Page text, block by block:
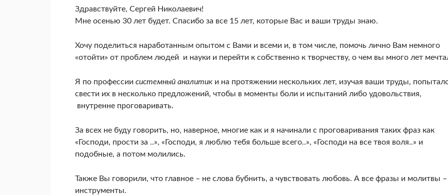
Здравствуйте, Сергей Николаевич!
Мне осенью 30 лет будет. Спасибо за все 15 лет, которые Вас и ваши труды знаю.
Хочу поделиться наработанным опытом с Вами и всеми и, в том числе, помочь лично Вам немного
«отойти» от проблем людей и науки и перейти к собственно к творчеству, о чем вы много лет
Я по профессии системный аналитик и на протяжении нескольких лет, изучая ваши труды,
свести их в несколько предложений, чтобы в моменты боли и испытаний либо удовольствия,
внутренне проговаривать.
За всех не буду говорить, но, наверное, многие как и я начинали с проговаривания таких фраз как
«Господи, прости за ..», «Господи, я люблю тебя больше всего..», «Господи на все твоя воля..» и
подобные, а потом молились.
Также Вы говорили, что главное – не слова бубнить, а чувствовать любовь. А все фразы и молитвы –
инструменты.